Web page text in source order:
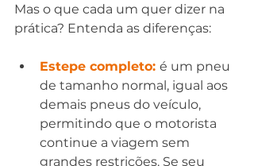
Mas o que cada um quer dizer na
prática? Entenda as diferenças:
Estepe completo: é um pneu
de tamanho normal, igual aos
demais pneus do veículo,
permitindo que o motorista
continue a viagem sem
grandes restrições. Se seu